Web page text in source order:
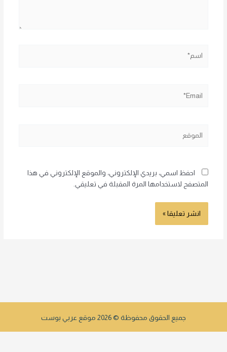
احفظ اسمي، بريدي الإلكتروني، والموقع الإلكتروني في هذا
المتصفح لاستخدامها المرة المقبلة في تعليقي.
جميع الحقوق محفوظة © 2026 موقع عربي بوست